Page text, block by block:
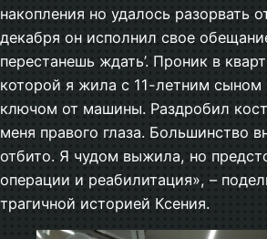
накопления но удалось разорвать
декабря он исполнил свое
перестанешь ждать’. Проник в
которой я жила с 11-летним сыном
ключом от машины. Раздробил
меня правого глаза. Большинство
отбито. Я чудом выжила, но
операции и реабилитация», –
трагичной историей Ксения.